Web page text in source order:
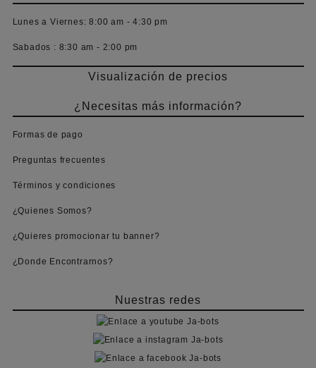
Lunes a Viernes: 8:00 am - 4:30 pm
Sabados : 8:30 am - 2:00 pm
Visualización de precios
¿Necesitas más información?
Formas de pago
Preguntas frecuentes
Términos y condiciones
¿Quienes Somos?
¿Quieres promocionar tu banner?
¿Donde Encontrarnos?
Nuestras redes